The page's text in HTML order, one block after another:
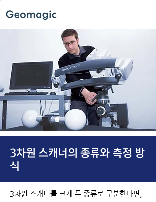
3차원 스캐너의 종류와 측정 방
식
3차원 스캐너를 크게 두 종류로 구분한다면,